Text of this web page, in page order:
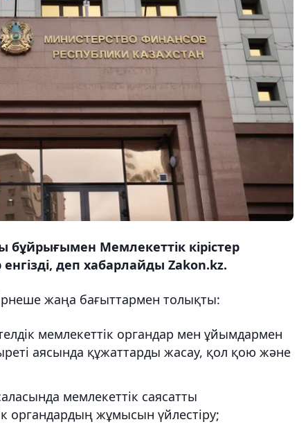
Мемлекеттік кірістер
деп хабарлайды Zakon.kz.
жаңа бағыттармен толықты:
мемлекеттік органдар мен ұйымдармен
аясында құжаттарды жасау, қол қою және
мемлекеттік саясатты
органдардың жұмысын үйлестіру;